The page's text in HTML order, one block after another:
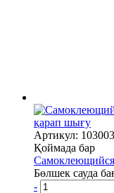
қарап шығу
Артикул: 103003
Қоймада бар
Бөлшек сауда
-